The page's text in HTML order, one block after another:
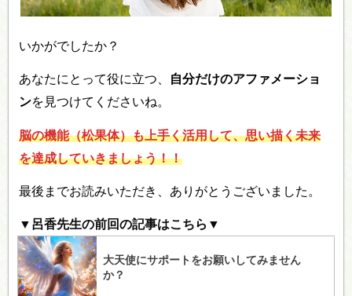
いかがでしたか？
あなたにとって役に立つ、 自分だけのアファメーショ
ンを見つけてくださいね。
脳の機能（松果体）も上手く活用して、思い描く未来
を達成していきましょう！！
最後までお読みいただき、ありがとうございました。
▼呂香先生の前回の記事はこちら▼